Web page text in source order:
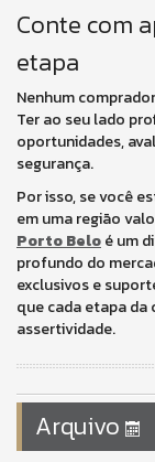
Conte com
etapa
Nenhum
Ter ao seu lado
oportunidades,
segurança.
Por isso, se você
em uma região
Porto Beloé um
profundo do
exclusivos e
que cada etapa
assertividade.
Arquivo